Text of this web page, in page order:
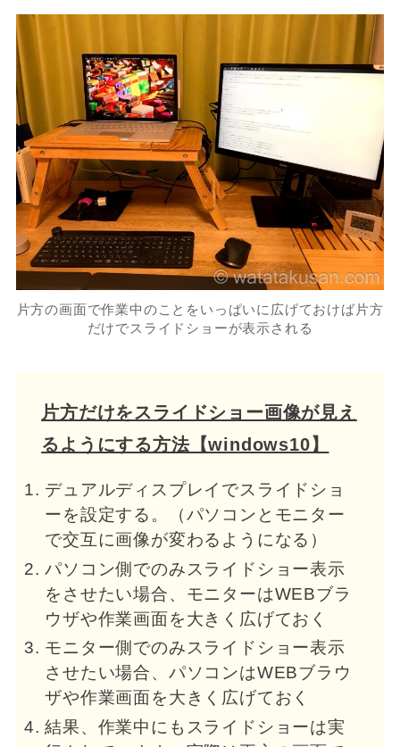
片方の画面で作業中のことをいっぱいに広げておけば片方
だけでスライドショーが表示される
片方だけをスライドショー画像が見え
るようにする方法【windows10】
デュアルディスプレイでスライドショ
ーを設定する。（パソコンとモニター
で交互に画像が変わるようになる）
パソコン側でのみスライドショー表示
をさせたい場合、モニターはWEBブラ
ウザや作業画面を大きく広げておく
モニター側でのみスライドショー表示
させたい場合、パソコンはWEBブラウ
ザや作業画面を大きく広げておく
結果、作業中にもスライドショーは実